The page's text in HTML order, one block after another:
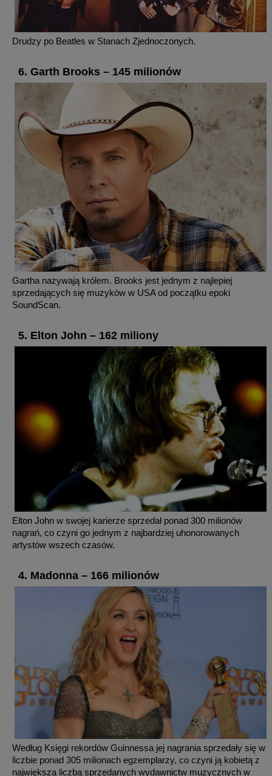
Drudzy po Beatles w Stanach Zjednoczonych.
6. Garth Brooks – 145 milionów
Gartha nazywają królem. Brooks jest jednym z najlepiej
sprzedających się muzyków w USA od początku epoki
SoundScan.
5. Elton John – 162 miliony
Elton John w swojej karierze sprzedał ponad 300 milionów
nagrań, co czyni go jednym z najbardziej uhonorowanych
artystów wszech czasów.
4. Madonna – 166 milionów
Według Księgi rekordów Guinnessa jej nagrania sprzedały się w
liczbie ponad 305 milionach egzemplarzy, co czyni ją kobietą z
największą liczbą sprzedanych wydawnictw muzycznych w